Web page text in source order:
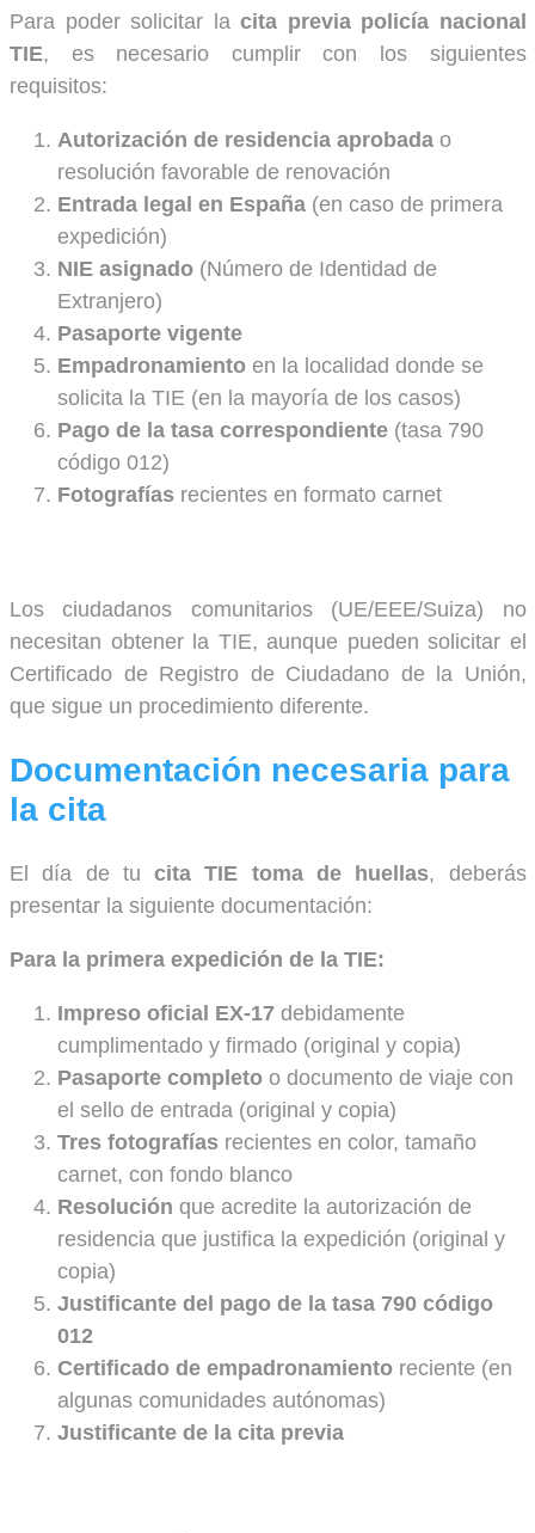
Para poder solicitar la cita previa policía nacional
TIE, es necesario cumplir con los siguientes
requisitos:
Autorización de residencia aprobada o
resolución favorable de renovación
Entrada legal en España (en caso de primera
expedición)
NIE asignado (Número de Identidad de
Extranjero)
Pasaporte vigente
Empadronamiento en la localidad donde se
solicita la TIE (en la mayoría de los casos)
Pago de la tasa correspondiente (tasa 790
código 012)
Fotografías recientes en formato carnet
Los ciudadanos comunitarios (UE/EEE/Suiza) no
necesitan obtener la TIE, aunque pueden solicitar el
Certificado de Registro de Ciudadano de la Unión,
que sigue un procedimiento diferente.
Documentación necesaria para
la cita
El día de tucita TIE toma de huellas, deberás
presentar la siguiente documentación:
Para la primera expedición de la TIE:
Impreso oficial EX-17 debidamente
cumplimentado y firmado (original y copia)
Pasaporte completo o documento de viaje con
el sello de entrada (original y copia)
Tres fotografías recientes en color, tamaño
carnet, con fondo blanco
Resolución que acredite la autorización de
residencia que justifica la expedición (original y
copia)
Justificante del pago de la tasa 790 código
012
Certificado de empadronamiento reciente (en
algunas comunidades autónomas)
Justificante de la cita previa